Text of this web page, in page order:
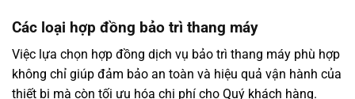
Các loại hợp đồng bảo trì thang máy
Việc lựa chọn hợp đồng dịch vụ bảo trì thang máy phù hợp
không chỉ giúp đảm bảo an toàn và hiệu quả vận hành của
thiết bị mà còn tối ưu hóa chi phí cho Quý khách hàng.